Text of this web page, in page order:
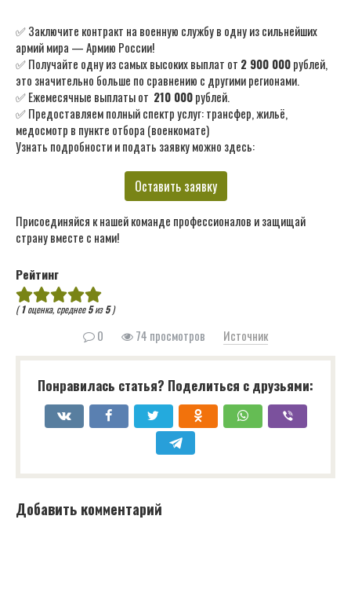
✅ Заключите контракт на военную службу в одну из сильнейших
армий мира — Армию России!
✅ Получайте одну из самых высоких выплат от 2 900 000рублей,
это значительно больше по сравнению с другими регионами.
✅ Ежемесячные выплаты от 210 000рублей.
✅ Предоставляем полный спектр услуг: трансфер, жильё,
медосмотр в пункте отбора (военкомате)
Узнать подробности и подать заявку можно здесь:
Оставить заявку
Присоединяйся к нашей команде профессионалов и защищай
страну вместе с нами!
Рейтинг
(1оценка, среднее5из5)
0 74 просмотров Источник
Понравилась статья? Поделиться с друзьями:
Добавить комментарий